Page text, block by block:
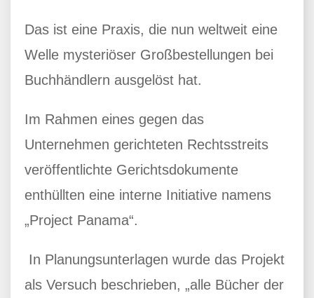
Das ist eine Praxis, die nun weltweit eine
Welle mysteriöser Großbestellungen bei
Buchhändlern ausgelöst hat.
Im Rahmen eines gegen das
Unternehmen gerichteten Rechtsstreits
veröffentlichte Gerichtsdokumente
enthüllten eine interne Initiative namens
„Project Panama“.
In Planungsunterlagen wurde das Projekt
als Versuch beschrieben, „alle Bücher der